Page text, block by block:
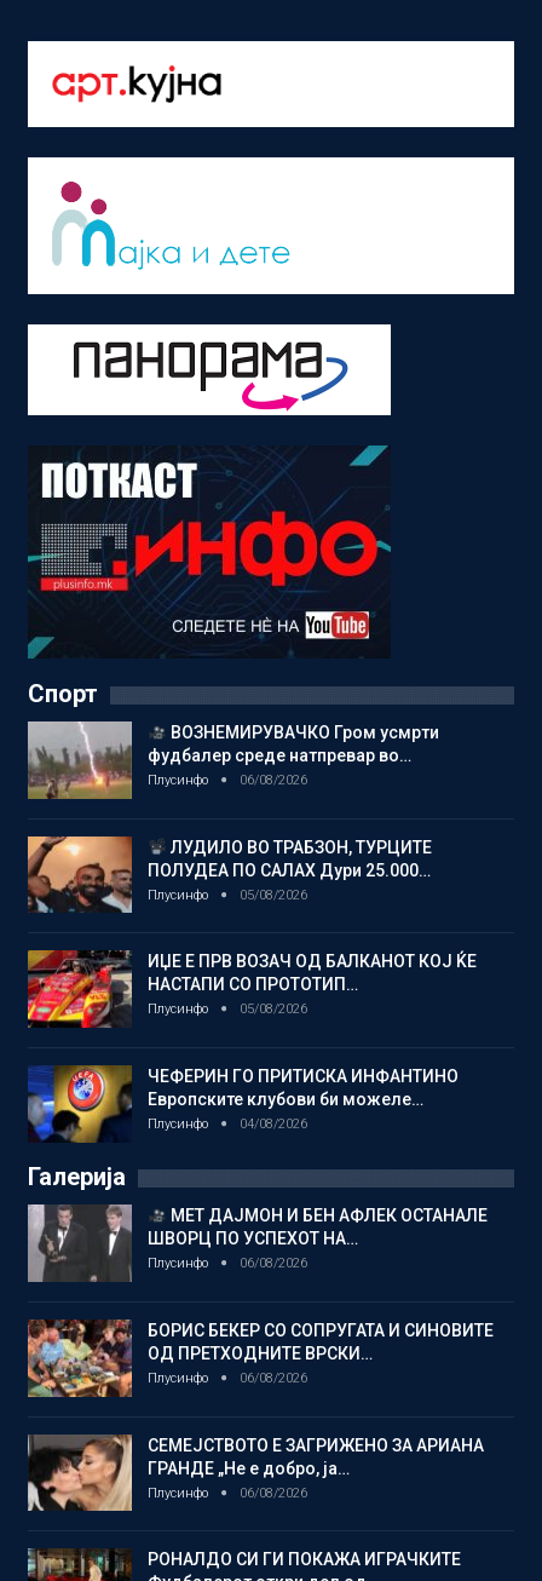
Спорт
ВОЗНЕМИРУВАЧКО Гром усмрти
фудбалер среде натпревар во…
Плусинфо 06/08/2026
ЛУДИЛО ВО ТРАБЗОН, ТУРЦИТЕ
ПОЛУДЕА ПО САЛАХ Дури 25.000…
Плусинфо 05/08/2026
ИЏЕ Е ПРВ ВОЗАЧ ОД БАЛКАНОТ КОЈ ЌЕ
НАСТАПИ СО ПРОТОТИП…
Плусинфо 05/08/2026
ЧЕФЕРИН ГО ПРИТИСКА ИНФАНТИНО
Европските клубови би можеле…
Плусинфо 04/08/2026
Галерија
МЕТ ДАЈМОН И БЕН АФЛЕК ОСТАНАЛЕ
ШВОРЦ ПО УСПЕХОТ НА…
Плусинфо 06/08/2026
БОРИС БЕКЕР СО СОПРУГАТА И СИНОВИТЕ
ОД ПРЕТХОДНИТЕ ВРСКИ…
Плусинфо 06/08/2026
СЕМЕЈСТВОТО Е ЗАГРИЖЕНО ЗА АРИАНА
ГРАНДЕ „Не е добро, ја…
Плусинфо 06/08/2026
РОНАЛДО СИ ГИ ПОКАЖА ИГРАЧКИТЕ